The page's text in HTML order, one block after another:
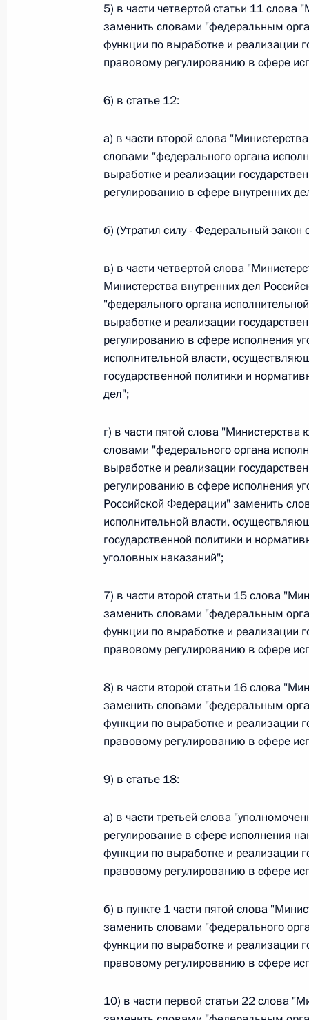
О внесении изменений в Уголовный
процессуального кодекса Российской
26 июля 2026 года
О внесении изменений в статью 13–2
и признании утратившим силу пункта 1
изменений в Федеральный закон „Об
26 июля 2026 года
О внесении изменения в статью 10
26 июля 2026 года
Федеральный закон от
О ратификации Соглашения между
Федеральный закон от
О внесении изменений в Кодекс
Федерального закона «Об обеспечении
Федеральный закон от
О внесении изменений в Кодекс
Федеральный закон от
26 июля 2026 года
Федеральный закон от
О внесении изменений в статью 9.21
26 июля 2026 года
О ратификации Соглашения между
Республики Беларусь о сотрудничестве
5) в части четвертой статьи 11
заменить словами "федеральным
функции по выработке и реализации
правовому регулированию в сфере
6) в статье 12:
а) в части второй слова
словами "федерального органа
выработке и реализации
регулированию в сфере внутренних
б) (Утратил силу - Федеральный
в) в части четвертой слова
Министерства внутренних дел
"федерального органа
выработке и реализации
регулированию в сфере исполнения
исполнительной власти,
государственной политики и
дел";
г) в части пятой слова
словами "федерального органа
выработке и реализации
регулированию в сфере исполнения
Российской Федерации" заменить
исполнительной власти,
государственной политики и
уголовных наказаний";
7) в части второй статьи 15 слова
заменить словами "федеральным
функции по выработке и реализации
правовому регулированию в сфере
8) в части второй статьи 16 слова
заменить словами "федеральным
функции по выработке и реализации
правовому регулированию в сфере
9) в статье 18:
а) в части третьей слова
регулирование в сфере исполнения
функции по выработке и реализации
правовому регулированию в сфере
б) в пункте 1 части пятой слова
заменить словами "федерального
функции по выработке и реализации
правовому регулированию в сфере
10) в части первой статьи 22 слова